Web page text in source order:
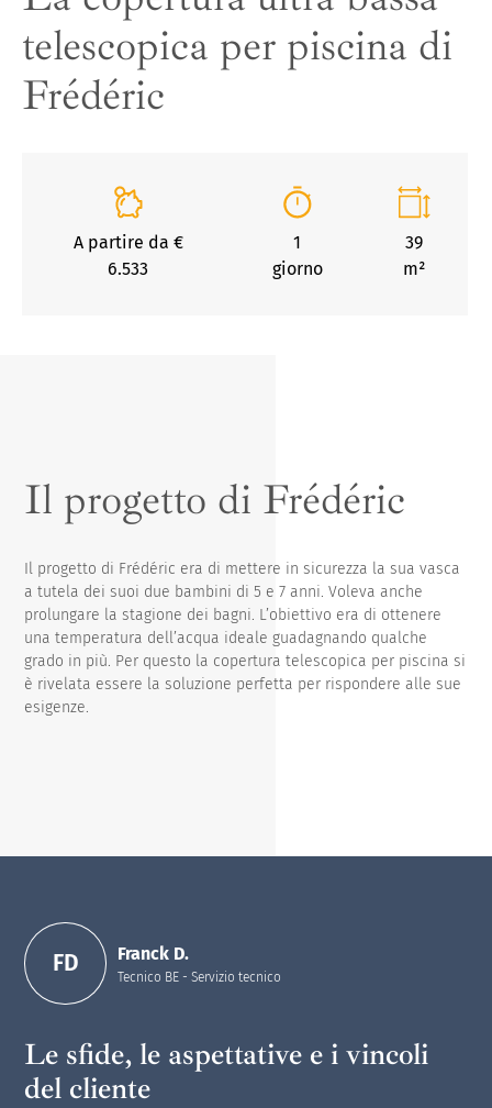
telescopica per piscina di
Frédéric
A partire da €
6.533
1
giorno
39
m²
Il progetto di Frédéric
Il progetto di Frédéric era di mettere in sicurezza la sua vasca
a tutela dei suoi due bambini di 5 e 7 anni. Voleva anche
prolungare la stagione dei bagni. L’obiettivo era di ottenere
una temperatura dell’acqua ideale guadagnando qualche
grado in più. Per questo la copertura telescopica per piscina si
è rivelata essere la soluzione perfetta per rispondere alle sue
esigenze.
FD Franck D.
Tecnico BE - Servizio tecnico
Le sfide, le aspettative e i vincoli
del cliente
Copertura per piscina alta, curva e
inclinata